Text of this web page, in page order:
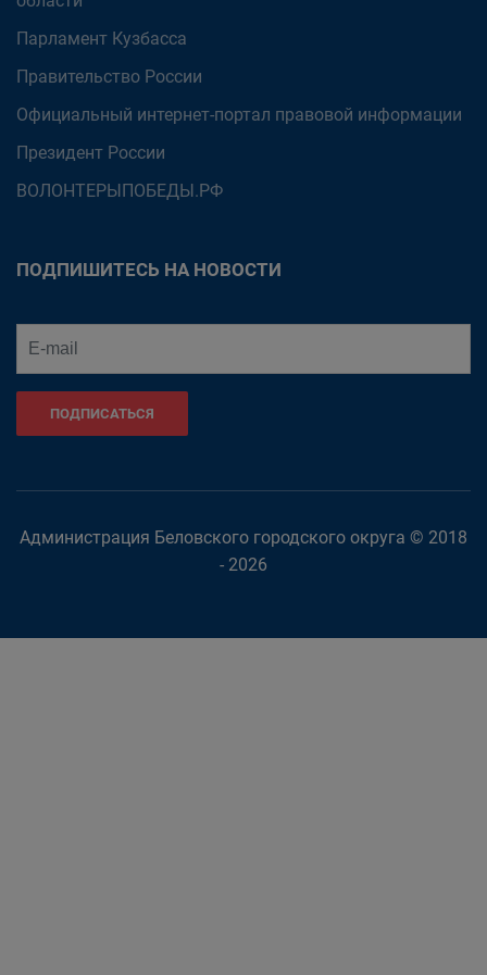
Парламент Кузбасса
Правительство России
Официальный интернет-портал правовой информации
Президент России
ВОЛОНТЕРЫПОБЕДЫ.РФ
ПОДПИШИТЕСЬ НА НОВОСТИ
ПОДПИСАТЬСЯ
Администрация Беловского городского округа © 2018
- 2026